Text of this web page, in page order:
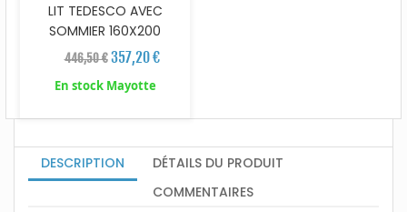
LIT TEDESCO AVEC
SOMMIER 160X200
446,50 € 357,20 €
En stock Mayotte
DESCRIPTION
DÉTAILS DU PRODUIT
COMMENTAIRES